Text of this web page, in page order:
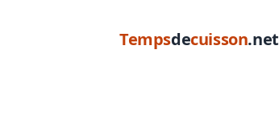
Tempsdecuisson.net